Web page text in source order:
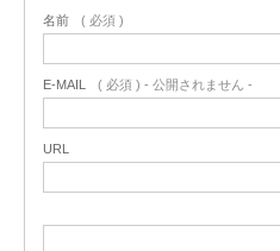
名前 ( 必須 )
E-MAIL ( 必須 ) - 公開されません -
URL